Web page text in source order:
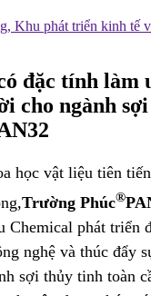
Khu phát triển kinh tế
đặc tính làm
cho ngành
học vật liệu tiên
Trường Phúc®
Chemical phát triển
nghệ và thúc đẩy
sợi thủy tinh toàn